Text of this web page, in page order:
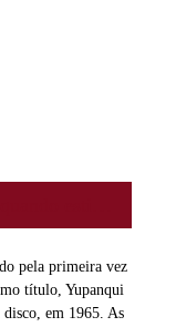
pela primeira vez
título, Yupanqui
disco, em 1965. As